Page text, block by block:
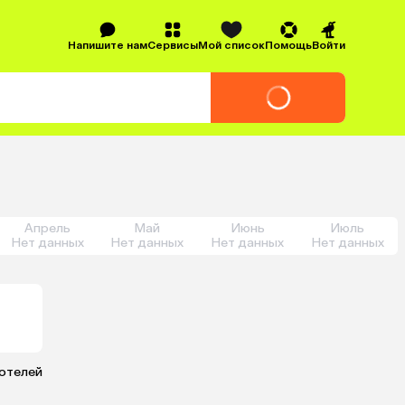
Напишите намСервисыМой списокПомощьВойти
Апрель
Нет данных
Май
Нет данных
Июнь
Нет данных
Июль
Нет данных